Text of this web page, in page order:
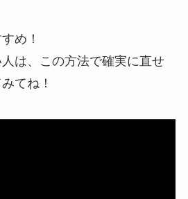
め！
は、この方法で確実に直せ
てね！